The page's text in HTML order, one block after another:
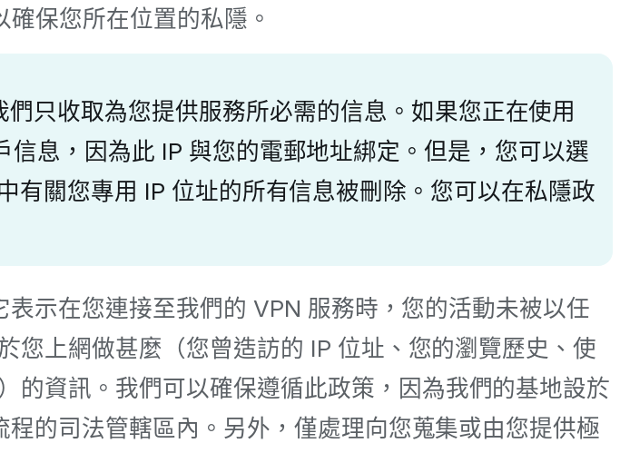
保您所在位置的私隱。
只收取為您提供服務所必需的信息。如果您正在使用
息，因為此 IP 與您的電郵地址綁定。但是，您可以選
關您專用 IP 位址的所有信息被刪除。您可以在私隱政
示在您連接至我們的 VPN 服務時，您的活動未被以任
您上網做甚麼（您曾造訪的 IP 位址、您的瀏覽歷史、使
的資訊。我們可以確保遵循此政策，因為我們的基地設於
的司法管轄區內。另外，僅處理向您蒐集或由您提供極